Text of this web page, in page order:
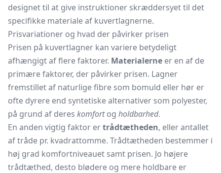
designet til at give instruktioner skræddersyet til det
specifikke materiale af kuvertlagnerne.
Prisvariationer og hvad der påvirker prisen
Prisen på kuvertlagner kan variere betydeligt
afhængigt af flere faktorer. Materialerne er en af de
primære faktorer, der påvirker prisen. Lagner
fremstillet af naturlige fibre som bomuld eller hør er
ofte dyrere end syntetiske alternativer som polyester,
på grund af deres komfortog holdbarhed.
En anden vigtig faktor ertrådtætheden, eller antallet
af tråde pr. kvadrattomme. Trådtætheden bestemmer i
høj grad komfortniveauet samt prisen. Jo højere
trådtæthed, desto blødere og mere holdbare er